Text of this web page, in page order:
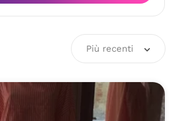
Più recenti